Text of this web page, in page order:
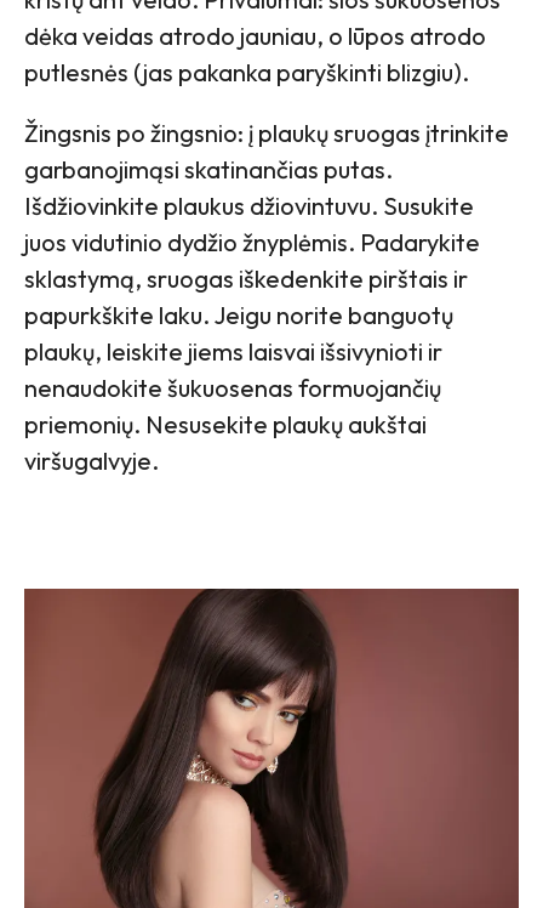
dėka veidas atrodo jauniau, o lūpos atrodo
putlesnės (jas pakanka paryškinti blizgiu).
Žingsnis po žingsnio: į plaukų sruogas įtrinkite
garbanojimąsi skatinančias putas.
Išdžiovinkite plaukus džiovintuvu. Susukite
juos vidutinio dydžio žnyplėmis. Padarykite
sklastymą, sruogas iškedenkite pirštais ir
papurkškite laku. Jeigu norite banguotų
plaukų, leiskite jiems laisvai išsivynioti ir
nenaudokite šukuosenas formuojančių
priemonių. Nesusekite plaukų aukštai
viršugalvyje.